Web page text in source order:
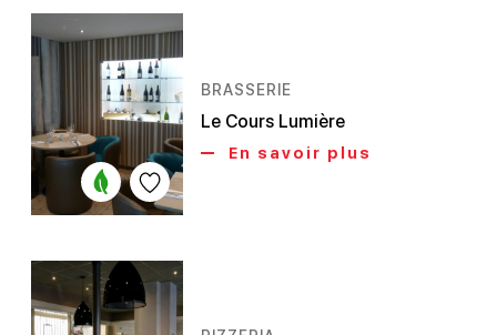
BRASSERIE
Le Cours Lumière
En savoir plus